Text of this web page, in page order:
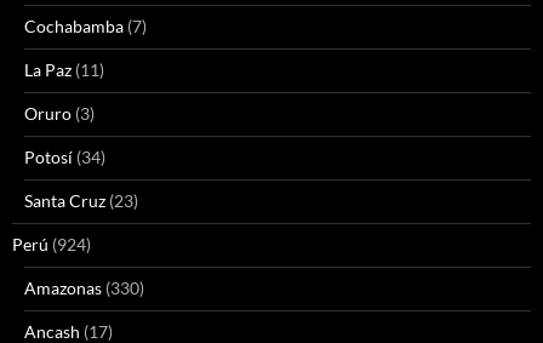
Cochabamba (7)
La Paz (11)
Oruro (3)
Potosí (34)
Santa Cruz (23)
Perú (924)
Amazonas (330)
Ancash (17)